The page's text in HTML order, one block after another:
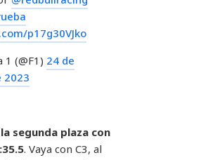
p17g30VJko
(@F1) 24 de
2023
segunda plaza con
. Vaya con C3, al